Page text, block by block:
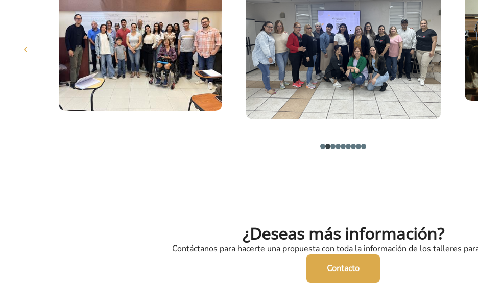
¿Deseas más información?
Contáctanos para hacerte una propuesta con toda la información de los talleres
Contacto